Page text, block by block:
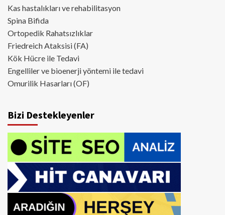
Kas hastalıkları ve rehabilitasyon
Spina Bifida
Ortopedik Rahatsızlıklar
Friedreich Ataksisi (FA)
Kök Hücre ile Tedavi
Engelliler ve bioenerji yöntemi ile tedavi
Omurilik Hasarları (OF)
Bizi Destekleyenler